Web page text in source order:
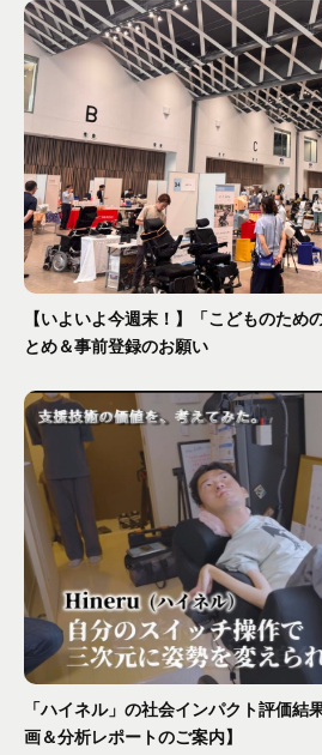
【いよいよ今週末！】「こどものため
とめ＆事前登録のお願い
「ハイネル」の社会インパクト評価結
画＆分析レポートのご案内】